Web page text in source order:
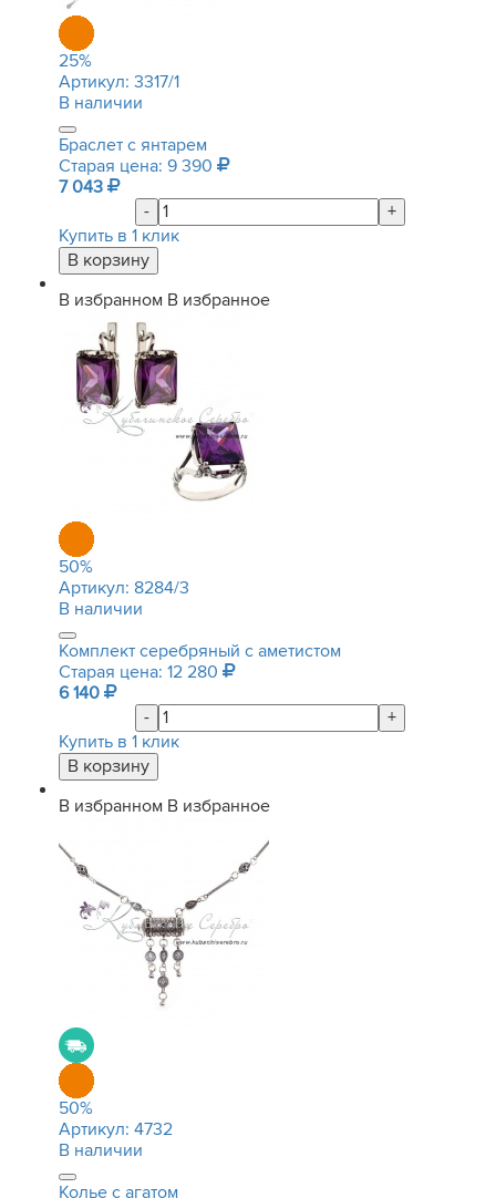
25%
Артикул: 3317/1
В наличии
Браслет с янтарем
Старая цена: 9 390
7 043
-
+
Купить в 1 клик
В избранном В избранное
50%
Артикул: 8284/3
В наличии
Комплект серебряный с аметистом
Старая цена: 12 280
6 140
-
+
Купить в 1 клик
В избранном В избранное
50%
Артикул: 4732
В наличии
Колье с агатом